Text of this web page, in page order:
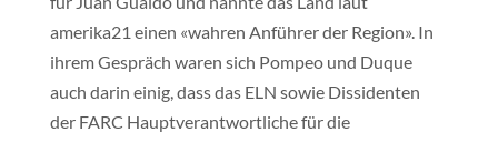
amerika21 einen «wahren Anführer der Region». In
ihrem Gespräch waren sich Pompeo und Duque
auch darin einig, dass das ELN sowie Dissidenten
der FARC Hauptverantwortliche für die